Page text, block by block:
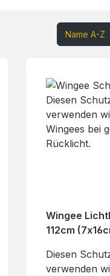
Wingee
112cm
Diesen
verwenden